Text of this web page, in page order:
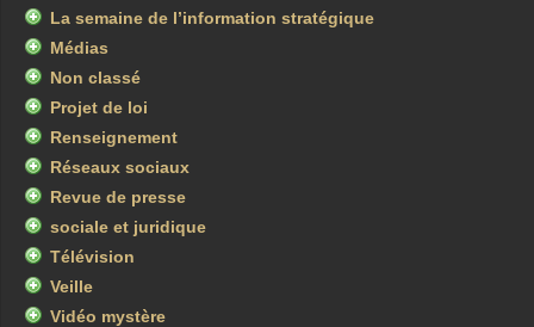
La semaine de l’information stratégique
Médias
Non classé
Projet de loi
Renseignement
Réseaux sociaux
Revue de presse
sociale et juridique
Télévision
Veille
Vidéo mystère